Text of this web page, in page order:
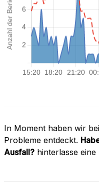
In Moment haben wir
Probleme entdeckt.
Ausfall? hinterlasse